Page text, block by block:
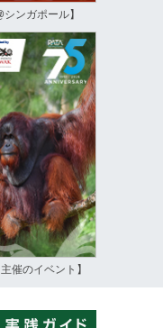
ンガポール】
催のイベント】